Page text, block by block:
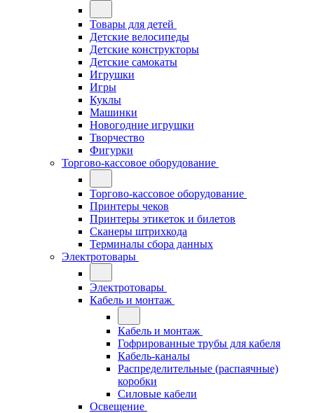
Товары для детей
Детские велосипеды
Детские конструкторы
Детские самокаты
Игрушки
Игры
Куклы
Машинки
Новогодние игрушки
Творчество
Фигурки
Торгово-кассовое оборудование
Торгово-кассовое оборудование
Принтеры чеков
Принтеры этикеток и билетов
Сканеры штрихкода
Терминалы сбора данных
Электротовары
Электротовары
Кабель и монтаж
Кабель и монтаж
Гофрированные трубы для кабеля
Кабель-каналы
Распределительные (распаячные)
коробки
Силовые кабели
Освещение